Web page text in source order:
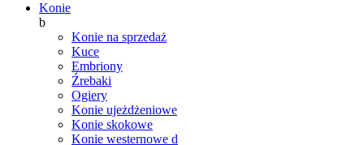
Konie
b
Konie na sprzedaż
Kuce
Embriony
Źrebaki
Ogiery
Konie ujeżdżeniowe
Konie skokowe
Konie westernowe d